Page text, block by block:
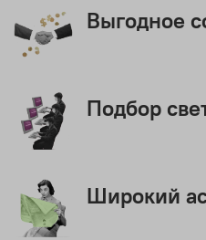
Выгодное
Подбор
Широкий